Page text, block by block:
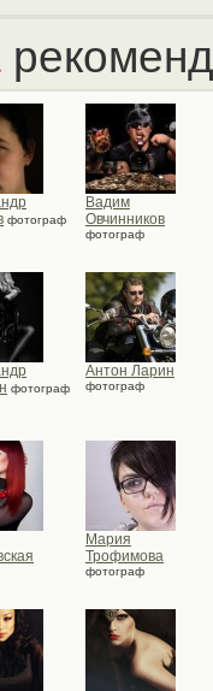
фотограф
Вадим
Овчинников
фотограф
фотограф
Антон Ларин
фотограф
Мария
Трофимова
фотограф